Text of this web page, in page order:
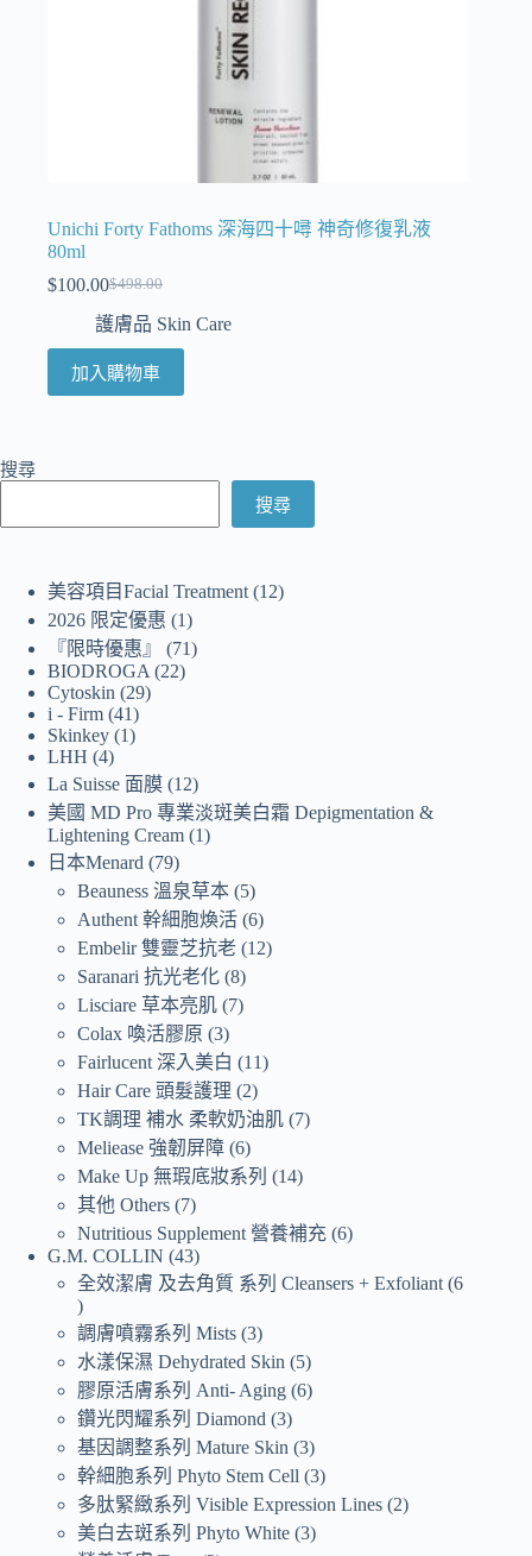
Unichi Forty Fathoms 深海四十噚 神奇修復乳液
80ml
$498.00
$100.00
護膚品 Skin Care
加入購物車
搜尋
搜尋
美容項目Facial Treatment 12
2026 限定優惠
1
『限時優惠』
71
BIODROGA
22
Cytoskin
29
i - Firm 41
Skinkey 1
LHH 4
La Suisse 面膜 12
美國 MD Pro 專業淡斑美白霜 Depigmentation &
Lightening Cream 1
日本Menard
79
Beauness 溫泉草本 5
Authent 幹細胞煥活 6
Embelir 雙靈芝抗老 12
Saranari 抗光老化 8
Lisciare 草本亮肌 7
Colax 喚活膠原 3
Fairlucent 深入美白
11
Hair Care 頭髮護理
2
TK調理 補水 柔軟奶油肌 7
Meliease 強韌屏障 6
Make Up 無瑕底妝系列
14
其他 Others 7
Nutritious Supplement 營養補充 6
G.M. COLLIN 43
全效潔膚 及去角質 系列 Cleansers + Exfoliant 6
調膚噴霧系列 Mists 3
水漾保濕 Dehydrated Skin
5
膠原活膚系列 Anti- Aging 6
鑽光閃耀系列 Diamond 3
基因調整系列 Mature Skin 3
幹細胞系列 Phyto Stem Cell 3
多肽緊緻系列 Visible Expression Lines 2
美白去斑系列 Phyto White 3